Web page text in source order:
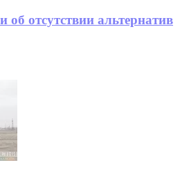
об отсутствии альтернатив